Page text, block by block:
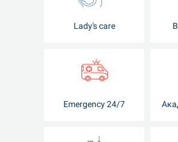
Lady's care
Emergency 24/7